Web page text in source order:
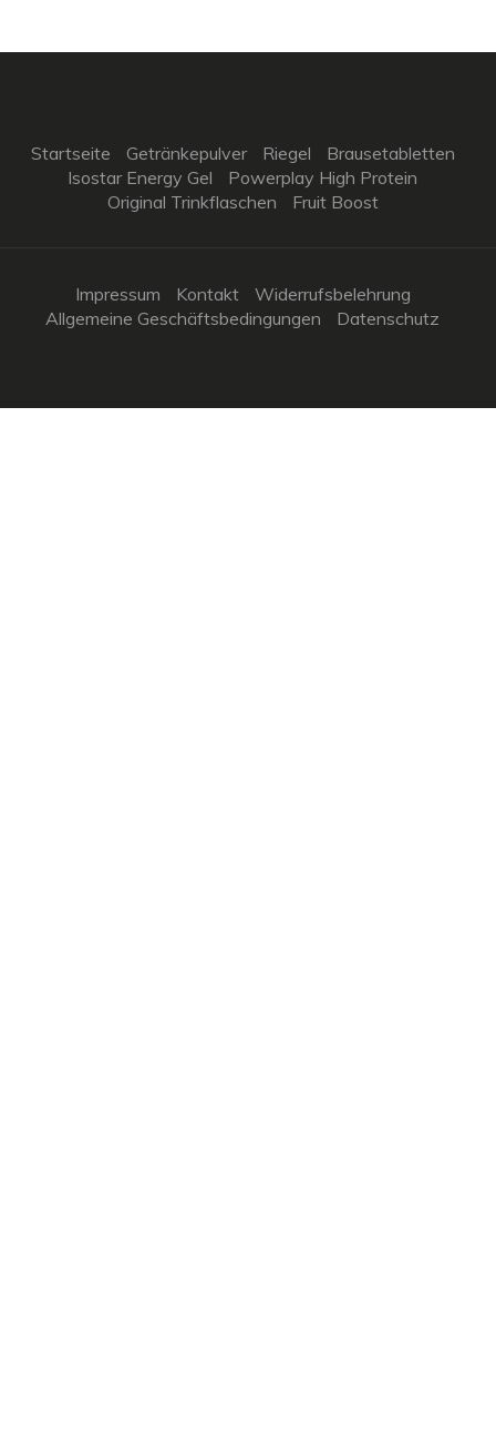
Startseite Getränkepulver Riegel
Brausetabletten
Isostar Energy Gel
Powerplay High Protein
Original Trinkflaschen
Fruit Boost
Impressum Kontakt
Widerrufsbelehrung
Allgemeine Geschäftsbedingungen
Datenschutz